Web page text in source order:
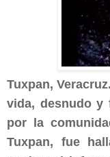
Tuxpan,
vida, desnudo y
por la
Tuxpan, fue